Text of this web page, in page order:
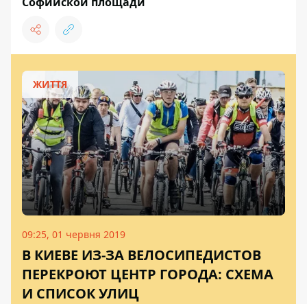
ЖИТТЯ
09:25, 01 червня 2019
В КИЕВЕ ИЗ-ЗА ВЕЛОСИПЕДИСТОВ
ПЕРЕКРОЮТ ЦЕНТР ГОРОДА: СХЕМА
И СПИСОК УЛИЦ